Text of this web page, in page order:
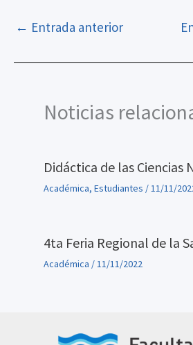
← Entrada anterior
Noticias
Didáctica de las Ciencias
Académica, Estudiantes /11/11/
4ta Feria Regional de la
Académica /11/11/2022